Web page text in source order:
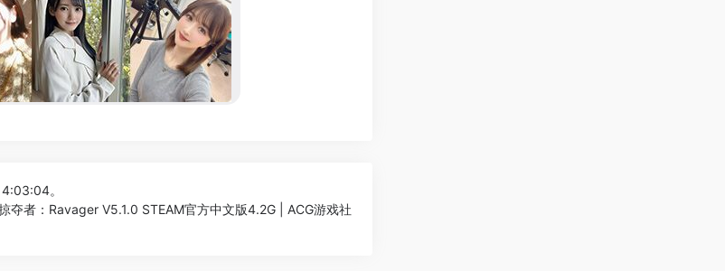
。
夺者：Ravager V5.1.0 STEAM官方中文版4.2G | ACG游戏社